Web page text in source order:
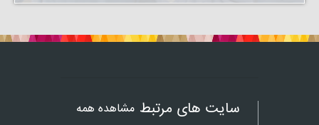
سایت های مرتبط مشاهده همه